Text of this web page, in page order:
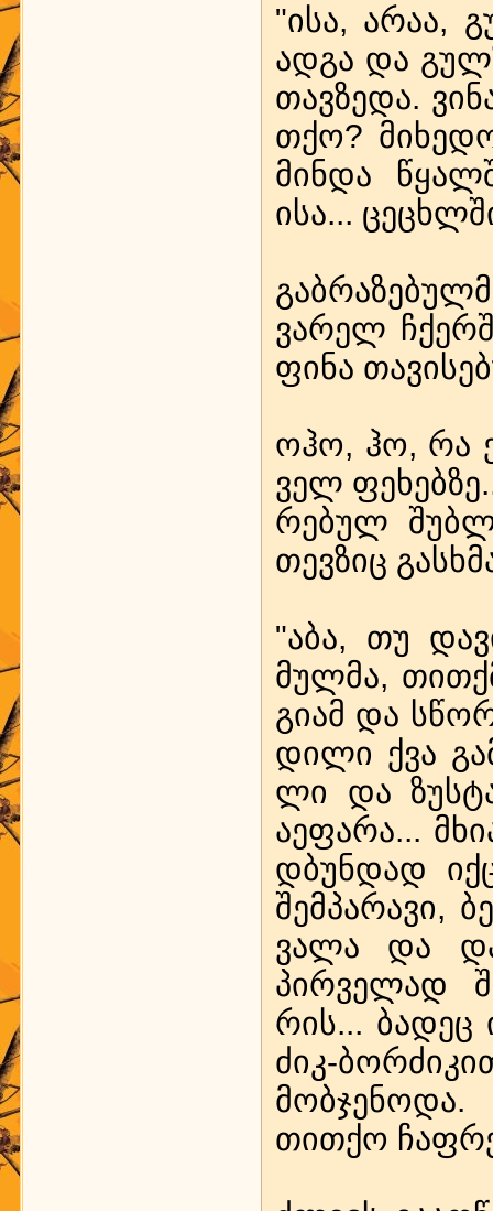
"ისა, არაა,
ად­გა და
თავ­ზე­და.
თქო?
მინ­და
ისა...
ვა­რელ
ფი­ნა
ოჰო, ჰო, რა
ველ
რე­ბულ
თევ­ზიც
"აბა, თუ
მულ­მა,
გი­ამ და
დი­ლი ქვა
ლი და
აეფ­ა­რა...
დ­ბუნ­დად
შემ­პა­რა­ვი,
ვა­ლა და
პირ­ვე­ლად
რის... ბა­დეც
ძიკ-
თით­ქო